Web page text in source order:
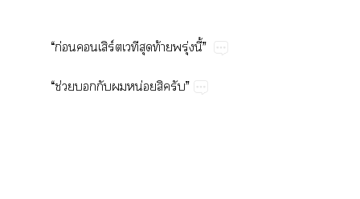
“​ก่​ิร์​​​ท้​ุ่​ี้”
“​ช่​​​​น่​​”